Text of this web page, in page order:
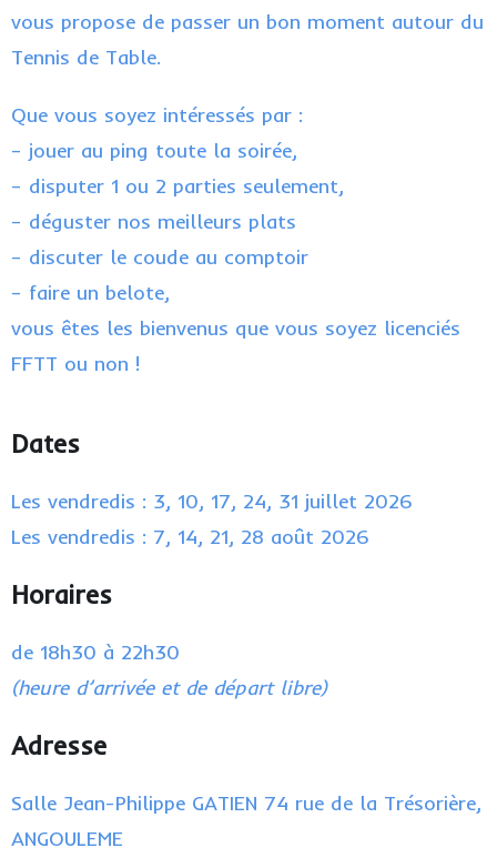
vous propose de passer un bon moment autour du
Tennis de Table.
Que vous soyez intéressés par :
– jouer au ping toute la soirée,
– disputer 1 ou 2 parties seulement,
– déguster nos meilleurs plats
– discuter le coude au comptoir
– faire un belote,
vous êtes les bienvenus que vous soyez licenciés
FFTT ou non !
Dates
Les vendredis : 3, 10, 17, 24, 31 juillet 2026
Les vendredis : 7, 14, 21, 28 août 2026
Horaires
de 18h30 à 22h30
(heure d’arrivée et de départ libre)
Adresse
Salle Jean-Philippe GATIEN 74 rue de la Trésorière,
ANGOULEME